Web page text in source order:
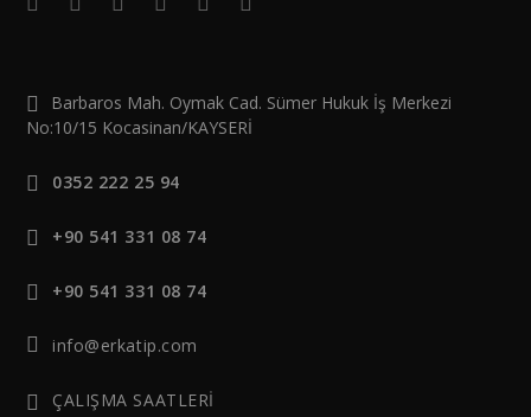
Barbaros Mah. Oymak Cad. Sümer Hukuk İş Merkezi
No:10/15 Kocasinan/KAYSERİ
0352 222 25 94
+90 541 331 08 74
+90 541 331 08 74
info@erkatip.com
ÇALIŞMA SAATLERİ